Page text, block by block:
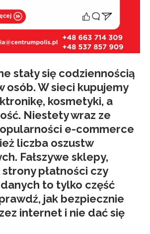
stały się codziennością
osób. W sieci kupujemy
kosmetyki, a
Niestety wraz ze
e-commerce
liczba oszustw
Fałszywe sklepy,
płatności czy
to tylko część
jak bezpiecznie
internet i nie dać się